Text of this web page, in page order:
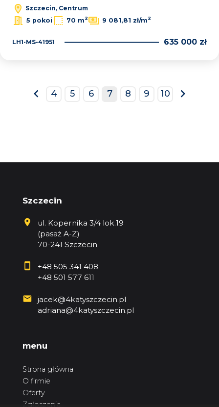
Szczecin, Centrum
5 pokoi
70 m2 9 081,81 zł/m2
LH1-MS-41951 635 000 zł
prev
4 5 6 7 8 9 10
next
Szczecin
ul. Kopernika 3/4 lok.19
(pasaż A-Z)
70-241 Szczecin
+48 505 341 408
+48 501 577 611
jacek@4katyszczecin.pl
adriana@4katyszczecin.pl
menu
Strona główna
O firmie
Oferty
Zgłoszenia